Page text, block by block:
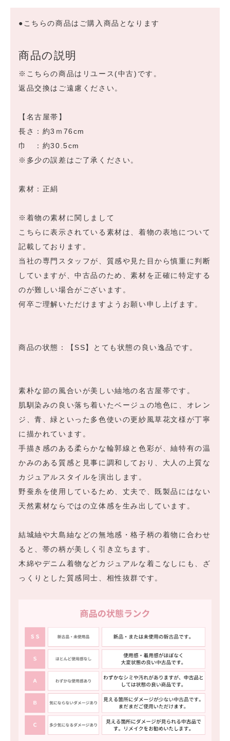
●こちらの商品はご購入商品となります
商品の説明
※こちらの商品はリユース(中古)です。
返品交換はご遠慮ください。
【名古屋帯】
長さ：約3ｍ76cm
巾 ：約30.5cm
※多少の誤差はご了承ください。
素材：正絹
※着物の素材に関しまして
こちらに表示されている素材は、着物の表地について
記載しております。
当社の専門スタッフが、質感や見た目から慎重に判断
していますが、中古品のため、素材を正確に特定する
のが難しい場合がございます。
何卒ご理解いただけますようお願い申し上げます。
商品の状態：【SS】とても状態の良い逸品です。
素朴な節の風合いが美しい紬地の名古屋帯です。
肌馴染みの良い落ち着いたベージュの地色に、オレン
ジ、青、緑といった多色使いの更紗風草花文様が丁寧
に描かれています。
手描き感のある柔らかな輪郭線と色彩が、紬特有の温
かみのある質感と見事に調和しており、大人の上質な
カジュアルスタイルを演出します。
野蚕糸を使用しているため、丈夫で、既製品にはない
天然素材ならではの立体感を生み出しています。
結城紬や大島紬などの無地感・格子柄の着物に合わせ
ると、帯の柄が美しく引き立ちます。
木綿やデニム着物などカジュアルな着こなしにも、ざ
っくりとした質感同士、相性抜群です。